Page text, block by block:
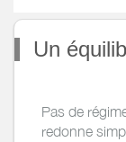
Un
Pas de
redonne